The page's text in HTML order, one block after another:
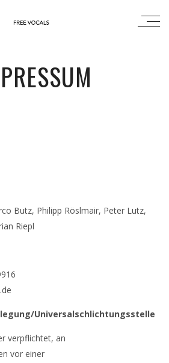
Butz, Philipp Röslmair, Peter Lutz,
Riepl
Universalschlichtungsstelle
verpflichtet, an
vor einer